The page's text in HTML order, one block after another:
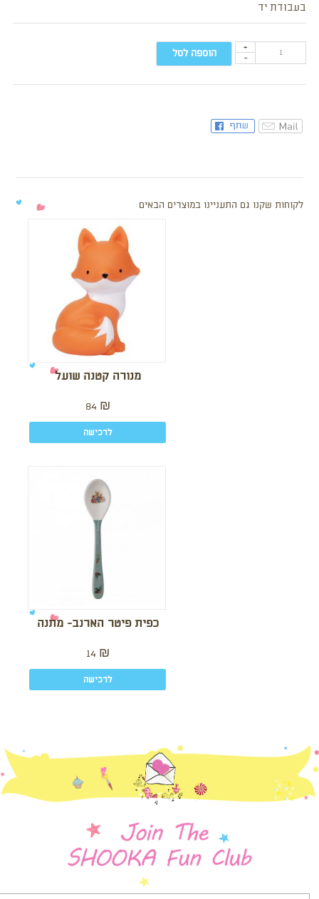
בעבודת יד
-
+ הוספה לסל
לקוחות שקנו גם התעניינו במוצרים הבאים
מנורה קטנה שועל
84 ₪
לרכישה
כפית פיטר הארנב- מתנה
14 ₪
לרכישה